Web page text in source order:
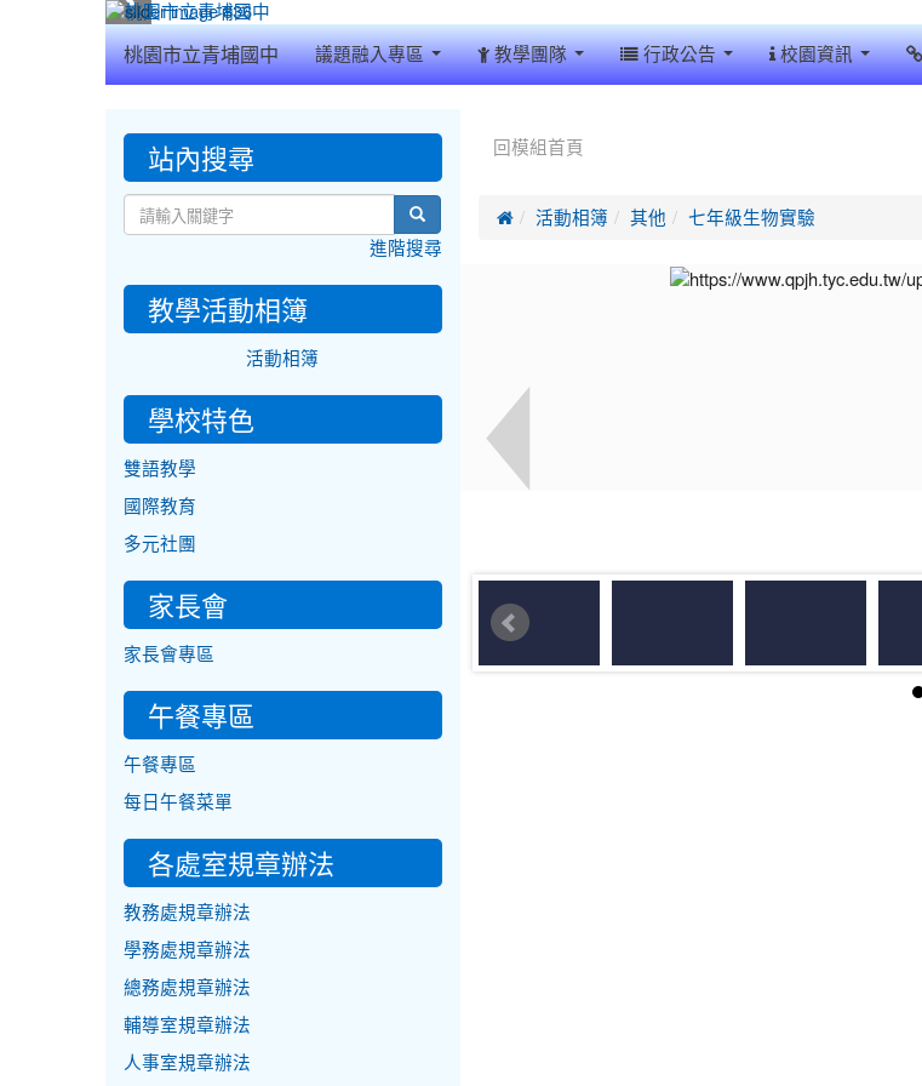
桃園市立青埔國中 議題融入專區 教學團隊 行政公告 校園資訊
回模組首頁
 活動相簿 其他 七年級生物實驗
::: 站內搜尋
search
進階搜尋
教學活動相簿
活動相簿
學校特色
雙語教學
國際教育
多元社團
家長會
家長會專區
午餐專區
午餐專區
每日午餐菜單
各處室規章辦法
教務處規章辦法
學務處規章辦法
總務處規章辦法
輔導室規章辦法
人事室規章辦法